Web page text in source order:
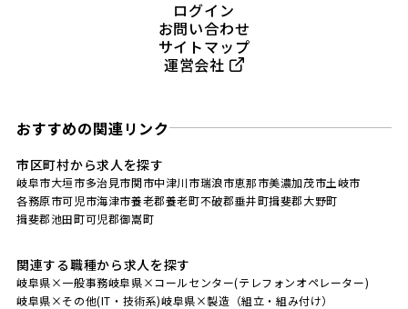
ログイン
お問い合わせ
サイトマップ
運営会社
おすすめの関連リンク
市区町村から求人を探す
岐阜市大垣市多治見市関市中津川市瑞浪市恵那市美濃加茂市土岐市
各務原市可児市海津市養老郡養老町不破郡垂井町揖斐郡大野町
揖斐郡池田町可児郡御嵩町
関連する職種から求人を探す
岐阜県×一般事務岐阜県×コールセンター(テレフォンオペレーター)
岐阜県×その他(IT・技術系)岐阜県×製造（組立・組み付け）